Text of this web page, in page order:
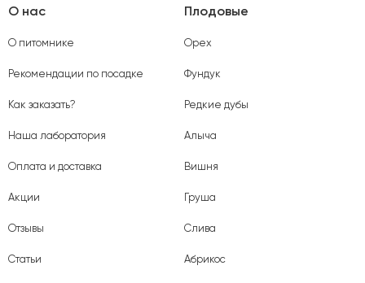
О нас
О питомнике
Рекомендации по посадке
Как заказать?
Наша лаборатория
Оплата и доставка
Акции
Отзывы
Статьи
Плодовые
Орех
Фундук
Редкие дубы
Алыча
Вишня
Груша
Слива
Абрикос